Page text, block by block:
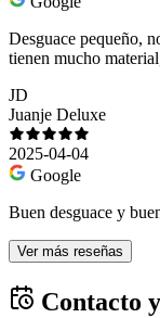
Desguace pequeño,
tienen mucho
JD
Juanje Deluxe
2025-04-04
Google
Buen desguace y
Ver más reseñas
Contacto